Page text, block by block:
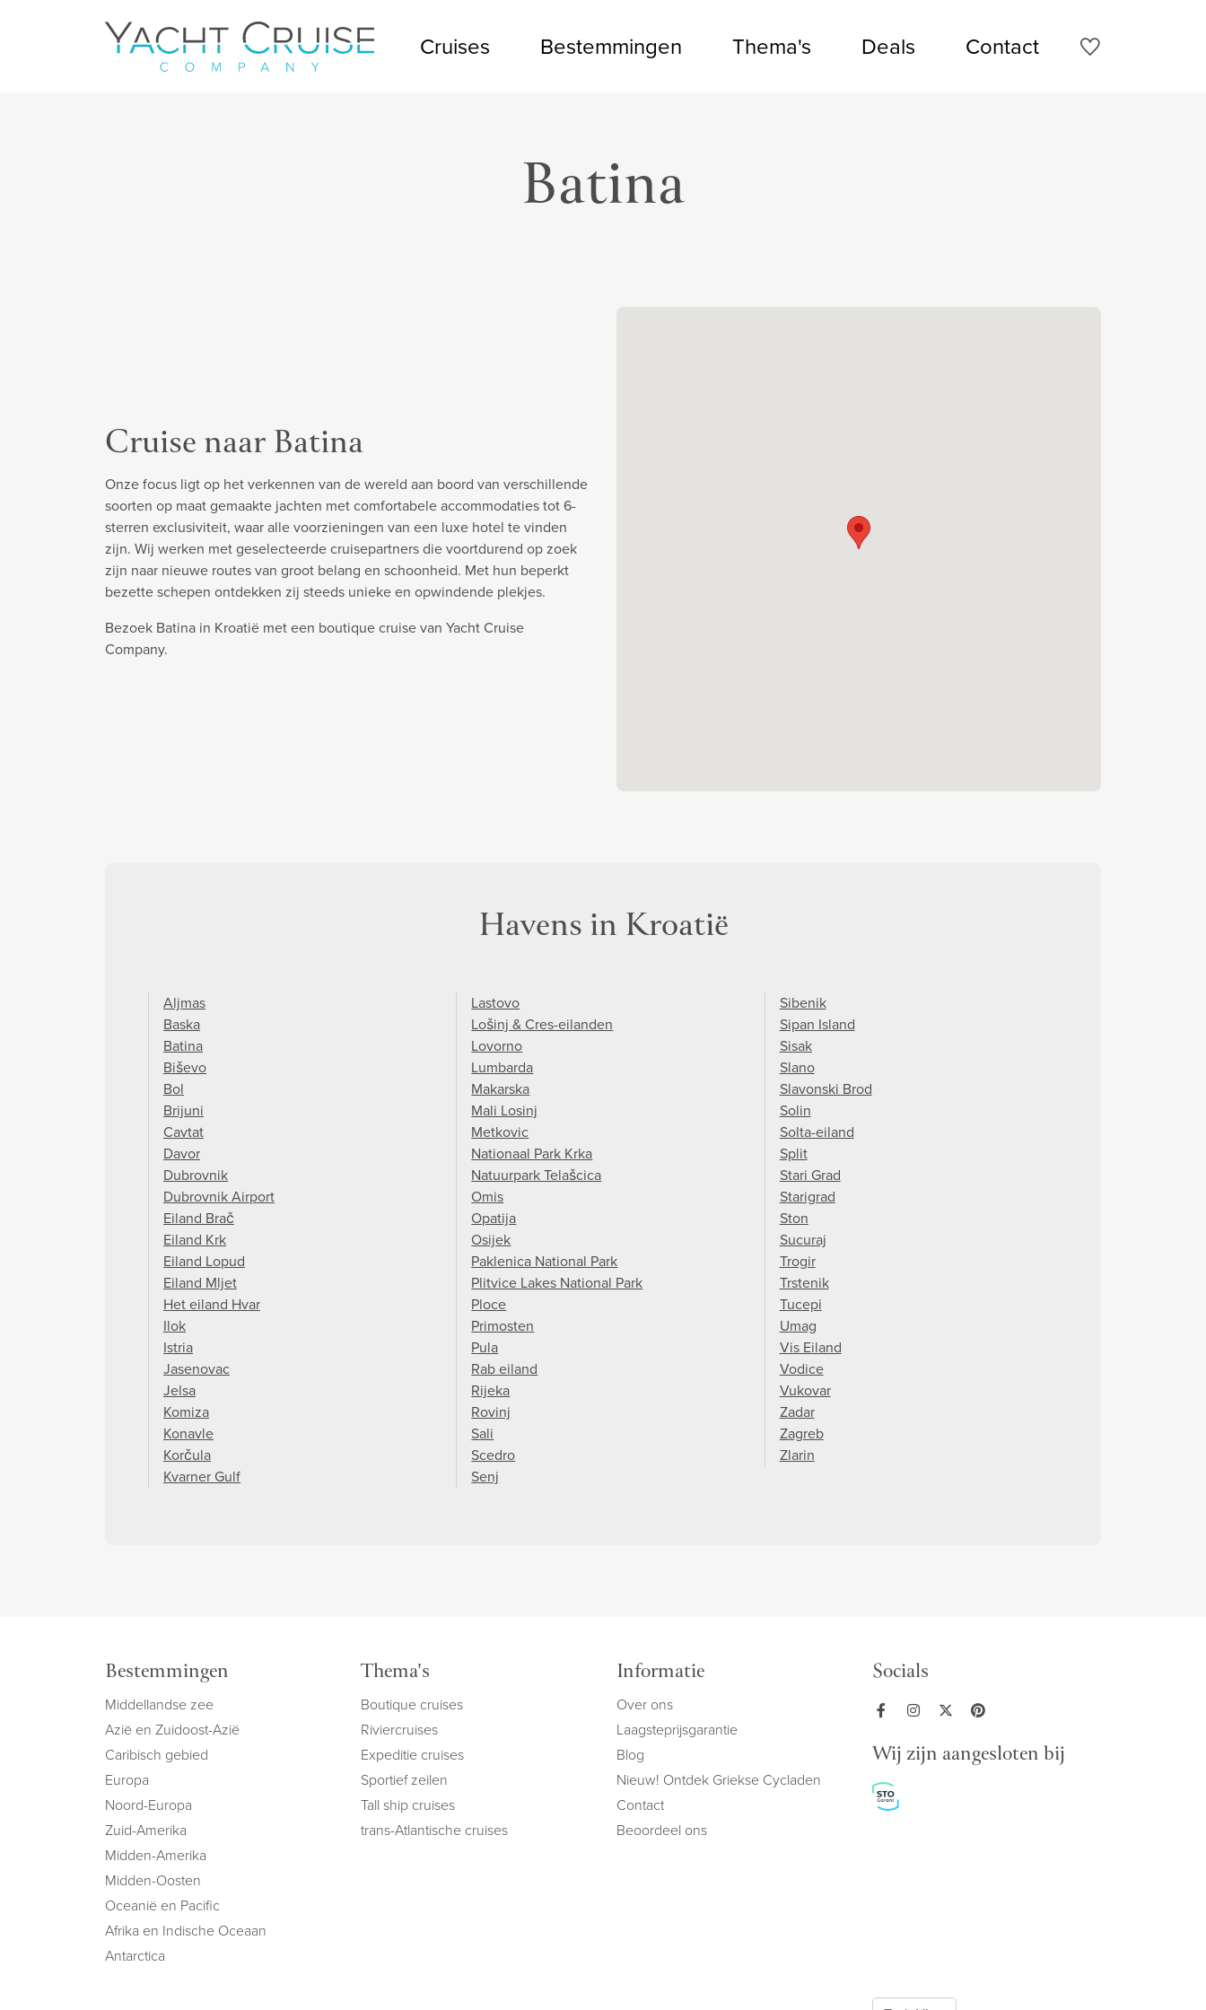
Navigation Cruises Bestemmingen Thema's Deals Contact
Batina
Cruise naar Batina
Onze focus ligt op het verkennen van de wereld aan boord van verschillende
soorten op maat gemaakte jachten met comfortabele accommodaties tot 6-
sterren exclusiviteit, waar alle voorzieningen van een luxe hotel te vinden
zijn. Wij werken met geselecteerde cruisepartners die voortdurend op zoek
zijn naar nieuwe routes van groot belang en schoonheid. Met hun beperkt
bezette schepen ontdekken zij steeds unieke en opwindende plekjes.
Bezoek Batina in Kroatië met een boutique cruise van Yacht Cruise
Company.
Havens in Kroatië
Aljmas
Baska
Batina
Biševo
Bol
Brijuni
Cavtat
Davor
Dubrovnik
Dubrovnik Airport
Eiland Brač
Eiland Krk
Eiland Lopud
Eiland Mljet
Het eiland Hvar
Ilok
Istria
Jasenovac
Jelsa
Komiza
Konavle
Korčula
Kvarner Gulf
Lastovo
Lošinj & Cres-eilanden
Lovorno
Lumbarda
Makarska
Mali Losinj
Metkovic
Nationaal Park Krka
Natuurpark Telašcica
Omis
Opatija
Osijek
Paklenica National Park
Plitvice Lakes National Park
Ploce
Primosten
Pula
Rab eiland
Rijeka
Rovinj
Sali
Scedro
Senj
Sibenik
Sipan Island
Sisak
Slano
Slavonski Brod
Solin
Solta-eiland
Split
Stari Grad
Starigrad
Ston
Sucuraj
Trogir
Trstenik
Tucepi
Umag
Vis Eiland
Vodice
Vukovar
Zadar
Zagreb
Zlarin
Bestemmingen
Middellandse zee
Azië en Zuidoost-Azië
Caribisch gebied
Europa
Noord-Europa
Zuid-Amerika
Midden-Amerika
Midden-Oosten
Oceanië en Pacific
Afrika en Indische Oceaan
Antarctica
Thema's
Boutique cruises
Riviercruises
Expeditie cruises
Sportief zeilen
Tall ship cruises
trans-Atlantische cruises
Informatie
Over ons
Laagsteprijsgarantie
Blog
Nieuw! Ontdek Griekse Cycladen
Contact
Beoordeel ons
Socials
Wij zijn aangesloten bij